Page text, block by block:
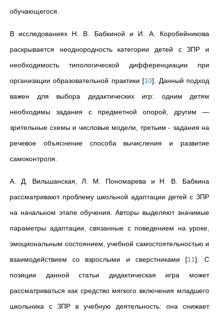
обучающегося.
В исследованиях Н. В. Бабкиной и И. А. Коробейникова
раскрывается неоднородность категории детей с ЗПР и
необходимость типологической дифференциации при
организации образовательной практики [10] . Данный подход
важен для выбора дидактических игр: одним детям
необходимы задания с предметной опорой, другим —
зрительные схемы и числовые модели, третьим - задания на
речевое объяснение способа вычисления и развитие
самоконтроля.
А. Д. Вильшанская, Л. М. Пономарева и Н. В. Бабкина
рассматривают проблему школьной адаптации детей с ЗПР
на начальном этапе обучения. Авторы выделяют значимые
параметры адаптации, связанные с поведением на уроке,
эмоциональным состоянием, учебной самостоятельностью и
взаимодействием со взрослыми и сверстниками [11] . С
позиции данной статьи дидактическая игра может
рассматриваться как средство мягкого включения младшего
школьника с ЗПР в учебную деятельность: она снижает